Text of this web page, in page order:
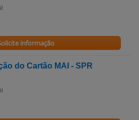
informação
do Cartão MAI - SPR